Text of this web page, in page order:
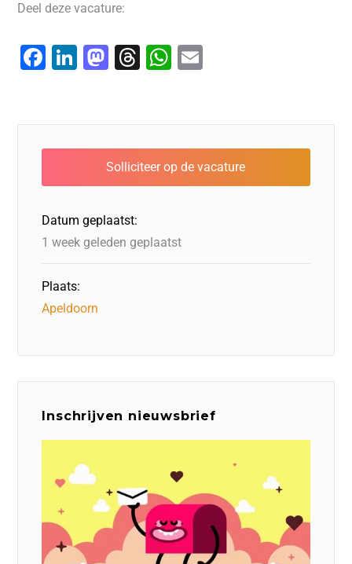
Deel deze vacature:
F
e
b
o
o
k
Li
e
dI
n
M
o
d
o
n
T
a
d
s
W
s
A
p
l
Datum geplaatst:
1 week geleden geplaatst
Plaats:
Apeldoorn
Inschrijven nieuwsbrief